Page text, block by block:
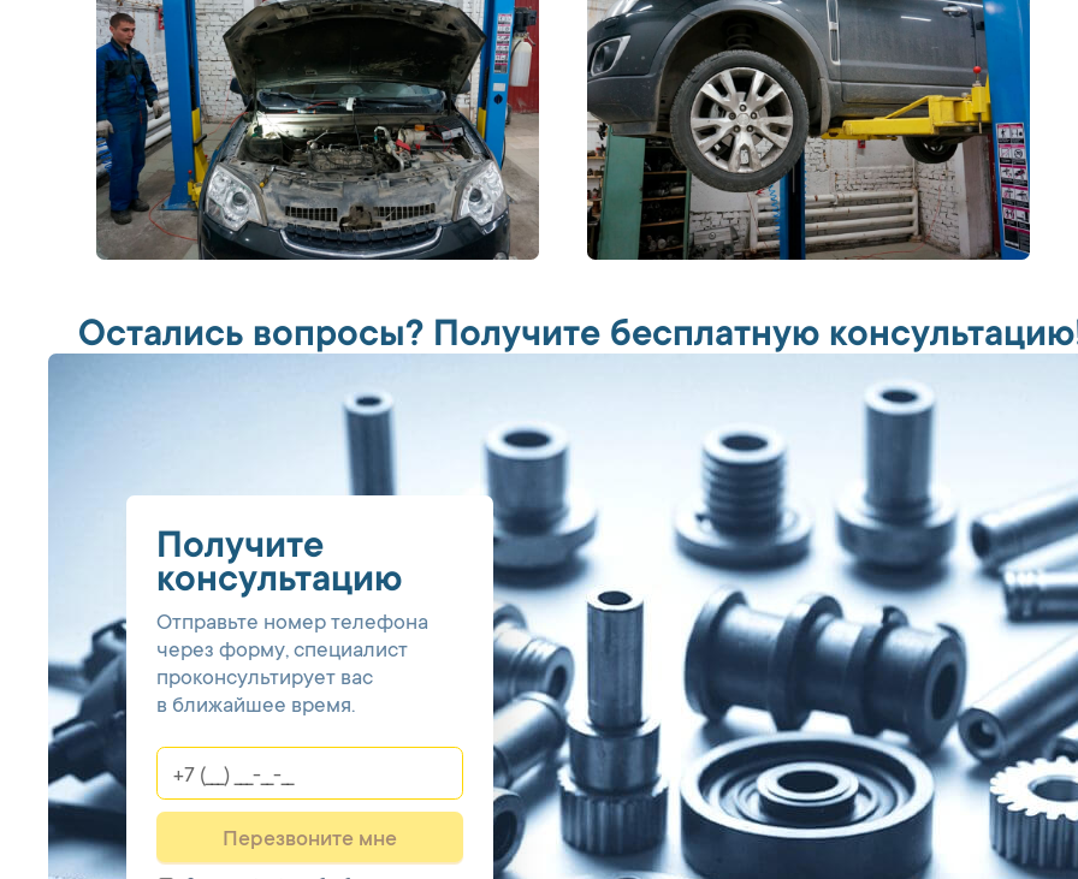
Остались вопросы? Получите бесплатную
Получите
консультацию
Отправьте номер телефона
через форму, специалист
проконсультирует вас
в ближайшее время.
Перезвоните мне